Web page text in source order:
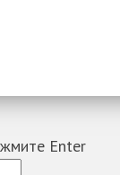
Enter